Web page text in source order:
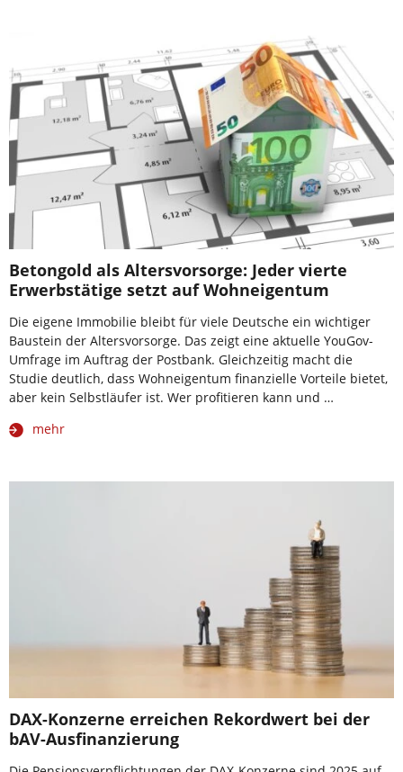
Betongold als Altersvorsorge: Jeder vierte
Erwerbstätige setzt auf Wohneigentum
Die eigene Immobilie bleibt für viele Deutsche ein wichtiger
Baustein der Altersvorsorge. Das zeigt eine aktuelle YouGov-
Umfrage im Auftrag der Postbank. Gleichzeitig macht die
Studie deutlich, dass Wohneigentum finanzielle Vorteile bietet,
aber kein Selbstläufer ist. Wer profitieren kann und …
mehr
DAX-Konzerne erreichen Rekordwert bei der
bAV-Ausfinanzierung